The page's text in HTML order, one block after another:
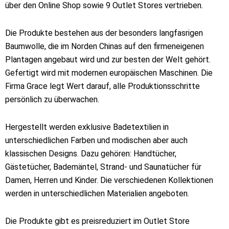
über den Online Shop sowie 9 Outlet Stores vertrieben.
Die Produkte bestehen aus der besonders langfasrigen
Baumwolle, die im Norden Chinas auf den firmeneigenen
Plantagen angebaut wird und zur besten der Welt gehört.
Gefertigt wird mit modernen europäischen Maschinen. Die
Firma Grace legt Wert darauf, alle Produktionsschritte
persönlich zu überwachen.
Hergestellt werden exklusive Badetextilien in
unterschiedlichen Farben und modischen aber auch
klassischen Designs. Dazu gehören: Handtücher,
Gästetücher, Bademäntel, Strand- und Saunatücher für
Damen, Herren und Kinder. Die verschiedenen Kollektionen
werden in unterschiedlichen Materialien angeboten.
Die Produkte gibt es preisreduziert im Outlet Store